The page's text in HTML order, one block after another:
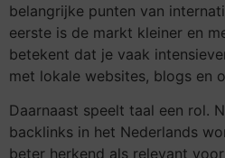
belangrijke punten van
eerste is de markt kleiner en
betekent dat je vaak
met lokale websites, blogs en
Daarnaast speelt taal een rol.
backlinks in het Nederlands
beter herkend als relevant